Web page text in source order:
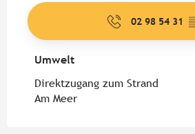
02 98 54 31
Umwelt
Umwelt
Direktzugang zum Strand
Am Meer